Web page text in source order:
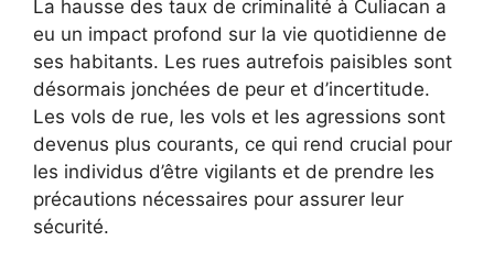
La hausse des taux de criminalité à Culiacan a
eu un impact profond sur la vie quotidienne de
ses habitants. Les rues autrefois paisibles sont
désormais jonchées de peur et d’incertitude.
Les vols de rue, les vols et les agressions sont
devenus plus courants, ce qui rend crucial pour
les individus d’être vigilants et de prendre les
précautions nécessaires pour assurer leur
sécurité.